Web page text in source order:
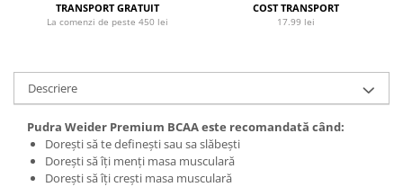
Smart Shake
Universal
Weider
Zenana
TRANSPORT GRATUIT
La comenzi de peste 450 lei
COST TRANSPORT
17.99 lei
Descriere
Pudra Weider Premium BCAA este recomandată când:
Dorești să te definești sau sa slăbești
Doreștisă îți menți masa musculară
Doreștisă îți crești masa musculară